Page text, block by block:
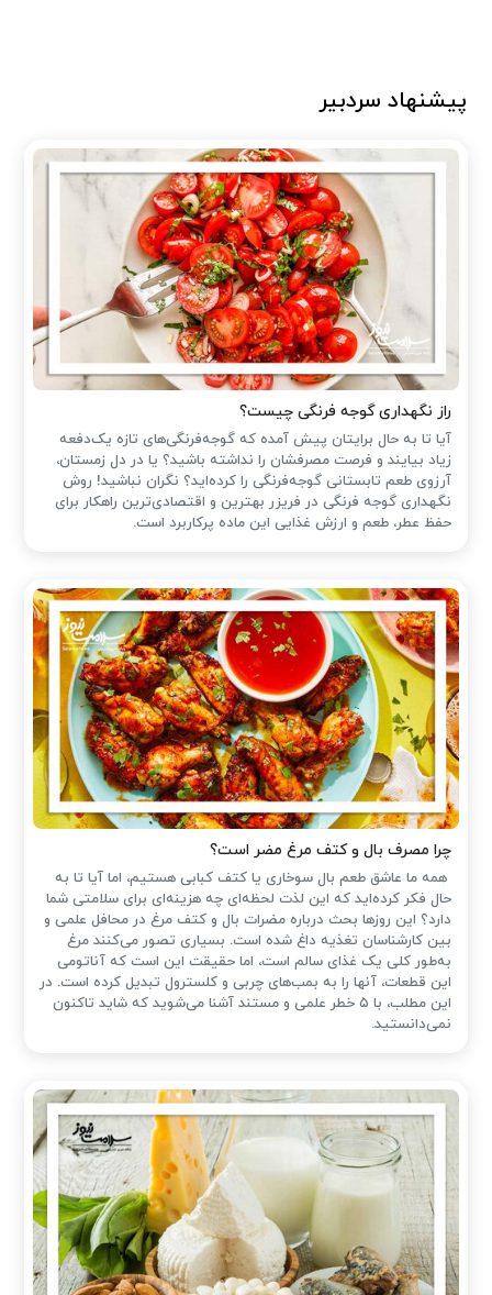
پیشنهاد سردبیر
راز نگهداری گوجه فرنگی چیست؟
آیا تا به حال برایتان پیش آمده که گوجه‌فرنگی‌های تازه یک‌دفعه
زیاد بیایند و فرصت مصرفشان را نداشته باشید؟ یا در دل زمستان،
آرزوی طعم تابستانی گوجه‌فرنگی را کرده‌اید؟ نگران نباشید! روش
نگهداری گوجه فرنگی در فریزر بهترین و اقتصادی‌ترین راهکار برای
حفظ عطر، طعم و ارزش غذایی این ماده پرکاربرد است.
چرا مصرف بال و کتف مرغ مضر است؟
همه ما عاشق طعم بال سوخاری یا کتف کبابی هستیم، اما آیا تا به
حال فکر کرده‌اید که این لذت لحظه‌ای چه هزینه‌ای برای سلامتی شما
دارد؟ این روزها بحث درباره مضرات بال و کتف مرغ در محافل علمی و
بین کارشناسان تغذیه داغ شده است. بسیاری تصور می‌کنند مرغ
به‌طور کلی یک غذای سالم است، اما حقیقت این است که آناتومی
این قطعات، آنها را به بمب‌های چربی و کلسترول تبدیل کرده است. در
این مطلب، با ۵ خطر علمی و مستند آشنا می‌شوید که شاید تاکنون
نمی‌دانستید.